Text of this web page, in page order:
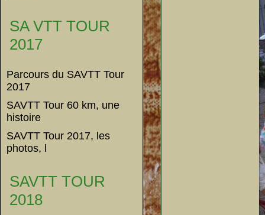
SA VTT TOUR
2017
Parcours du SAVTT Tour
2017
SAVTT Tour 60 km, une
histoire
SAVTT Tour 2017, les
photos, l
SAVTT TOUR
2018